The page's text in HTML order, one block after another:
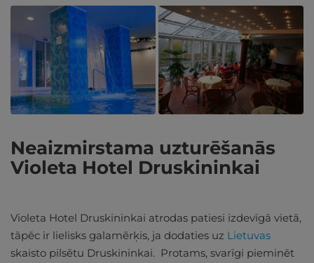
Neaizmirstama uzturēšanās
Violeta Hotel Druskininkai
Violeta Hotel Druskininkai atrodas patiesi izdevīgā vietā,
tāpēc ir lielisks galamērķis, ja dodaties uz Lietuvas
skaisto pilsētu Druskininkai. Protams, svarīgi pieminēt